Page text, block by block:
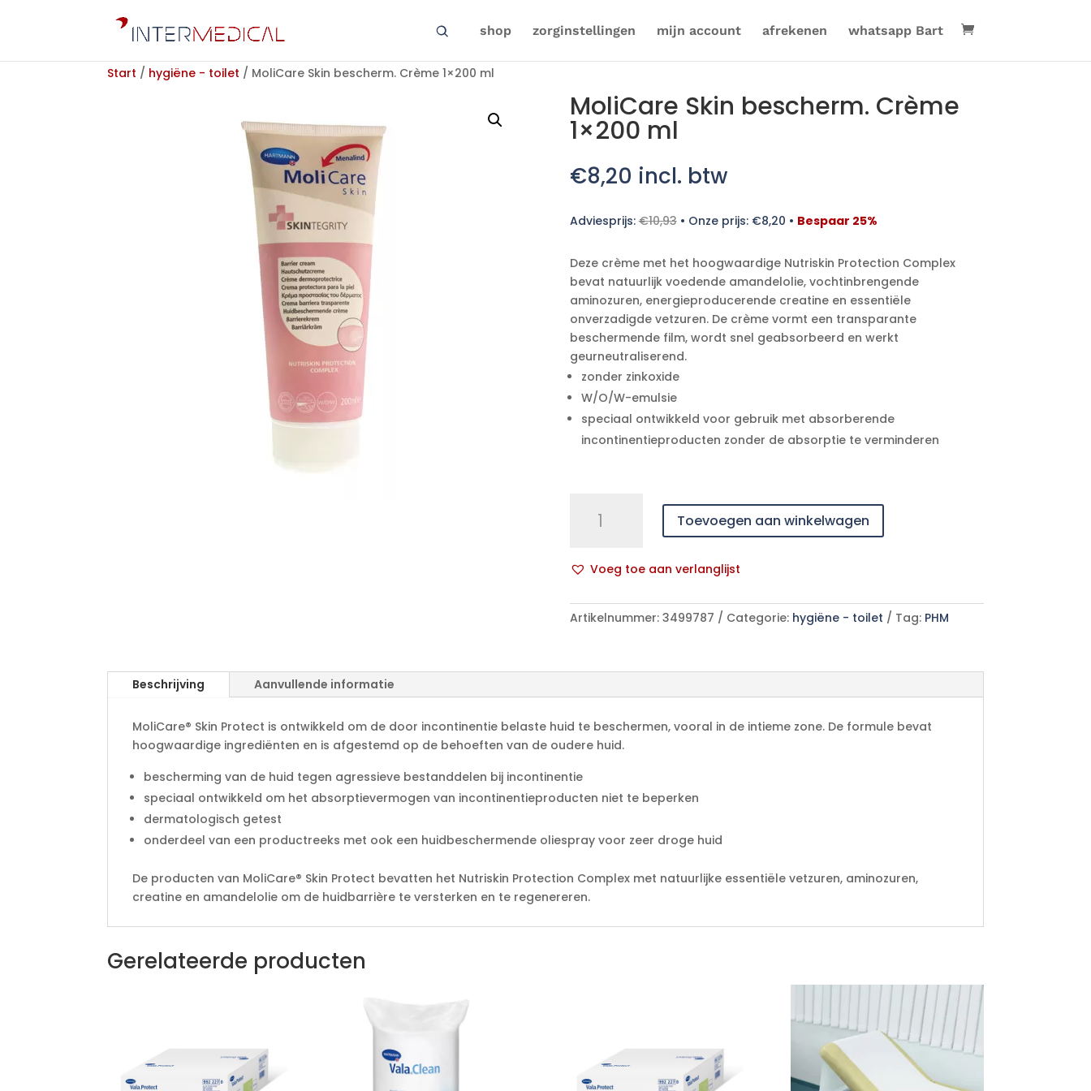
shop zorginstellingen mijn account afrekenen whatsapp Bart
Start / hygiëne - toilet / MoliCare Skin bescherm. Crème 1×200 ml
MoliCare Skin bescherm. Crème
1×200 ml
€8,20 incl. btw
Adviesprijs:€10,93• Onze prijs: €8,20 • Bespaar 25%
Deze crème met het hoogwaardige Nutriskin Protection Complex
bevat natuurlijk voedende amandelolie, vochtinbrengende
aminozuren, energieproducerende creatine en essentiële
onverzadigde vetzuren. De crème vormt een transparante
beschermende film, wordt snel geabsorbeerd en werkt
geurneutraliserend.
zonder zinkoxide
W/O/W-emulsie
speciaal ontwikkeld voor gebruik met absorberende
incontinentieproducten zonder de absorptie te verminderen
1x200
aantal
Toevoegen aan winkelwagen
Voeg toe aan verlanglijst
l
t
a
t
i
e
:
Artikelnummer: 3499787 Categorie: hygiëne - toilet Tag: PHM
Beschrijving Aanvullende informatie
MoliCare® Skin Protect is ontwikkeld om de door incontinentie belaste huid te beschermen, vooral in de intieme zone. De formule bevat
hoogwaardige ingrediënten en is afgestemd op de behoeften van de oudere huid.
bescherming van de huid tegen agressieve bestanddelen bij incontinentie
speciaal ontwikkeld om het absorptievermogen van incontinentieproducten niet te beperken
dermatologisch getest
onderdeel van een productreeks met ook een huidbeschermende oliespray voor zeer droge huid
De producten van MoliCare® Skin Protect bevatten het Nutriskin Protection Complex met natuurlijke essentiële vetzuren, aminozuren,
creatine en amandelolie om de huidbarrière te versterken en te regenereren.
Gerelateerde producten